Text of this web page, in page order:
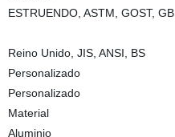
ESTRUENDO, ASTM, GOST, GB
Reino Unido, JIS, ANSI, BS
Personalizado
Personalizado
Material
Aluminio